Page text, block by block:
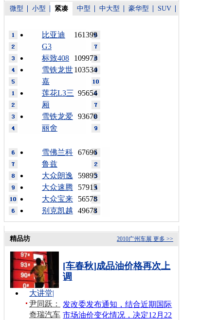
微型 小型 紧凑 中型 中大型 豪华型 SUV
161399
比亚迪
G3
109973
标致408
103534
雪铁龙世
嘉
95654
莲花L3三
厢
93670
雪铁龙爱
丽舍
67696
雪佛兰科
鲁兹
59895
大众朗逸
57915
大众速腾
56578
大众宝来
49678
别克凯越
更多 >>
2010广州车展
精品坊
[车春秋]成品油价格再次上
调
发改委发布通知，结合近期国际
市场油价变化情况，决定12月22
大讲堂|
尹同跃：
奇瑞汽车